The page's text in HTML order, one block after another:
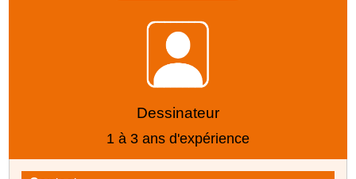
Dessinateur
1 à 3 ans d'expérience